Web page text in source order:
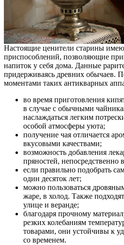
Настоящие ценители старины
приспособлений, позволяющие
напиток у себя дома. Данные
придерживаясь древних обычаев.
моментами таких антикварных
во время приготовления
в случае с обычными
наслаждаться легким
особой атмосферы уюта;
получение чая отличается
вкусовыми качествами;
возможность добавления
пряностей, непосредственно
если правильно подобрать
один десяток лет;
можно пользоваться
жаре, в холод. Также
улице и веранде;
благодаря прочному
резких колебаниям
товарами, они устойчивы к
со временем.